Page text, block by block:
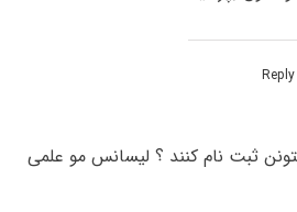
ثبت نام کنند ؟ لیسانس مو علمی